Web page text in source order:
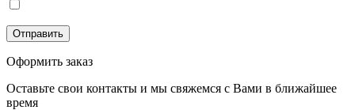
Оформить заказ
Оставьте свои контакты и мы свяжемся с Вами в ближайшее
время